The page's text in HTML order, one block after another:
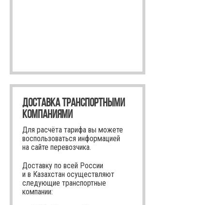
ДОСТАВКА ТРАНСПОРТНЫМИ
КОМПАНИЯМИ
Для расчёта тарифа вы можете
воспользоваться информацией
на сайте перевозчика.
Доставку по всей России
и в Казахстан осуществляют
следующие транспортные
компании: